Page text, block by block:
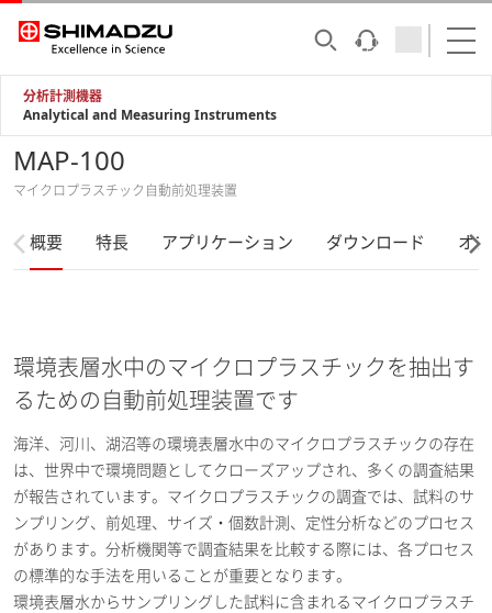
分析計測機器
Analytical and Measuring Instruments
MAP-100
マイクロプラスチック自動前処理装置
概要 特長 アプリケーション ダウンロード オ
環境表層水中のマイクロプラスチックを抽出す
るための自動前処理装置です
海洋、河川、湖沼等の環境表層水中のマイクロプラスチックの存在
は、世界中で環境問題としてクローズアップされ、多くの調査結果
が報告されています。マイクロプラスチックの調査では、試料のサ
ンプリング、前処理、サイズ・個数計測、定性分析などのプロセス
があります。分析機関等で調査結果を比較する際には、各プロセス
の標準的な手法を用いることが重要となります。
環境表層水からサンプリングした試料に含まれるマイクロプラスチ